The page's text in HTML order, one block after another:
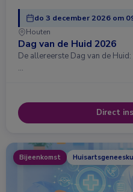
do 3 december 2026 om
Houten
Dag van de Huid 2026
De allereerste Dag van de
…
Direct
Bijeenkomst